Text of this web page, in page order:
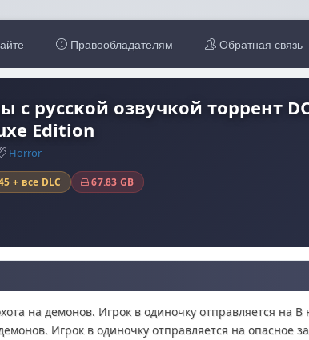
Правообладателям Обратная связь
с русской озвучкой торрент
Edition
Horror
+ все DLC 67.83 GB
на демонов. Игрок в одиночку отправляется на В
Игрок в одиночку отправляется на опасное